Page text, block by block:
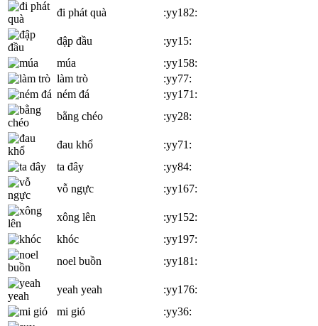
đi phát quà
:yy182:
đập đầu
:yy15:
múa
:yy158:
làm trò
:yy77:
ném đá
:yy171:
bằng chéo
:yy28:
đau khổ
:yy71:
ta đây
:yy84:
vỗ ngực
:yy167:
xông lên
:yy152:
khóc
:yy197:
noel buồn
:yy181:
yeah yeah
:yy176:
mi gió
:yy36: